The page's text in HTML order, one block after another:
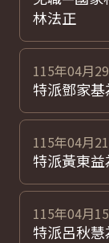
林法正
115年04月
特派鄧家
115年04月
特派黃東
115年04月
特派呂秋